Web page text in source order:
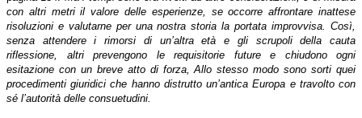
con altri metri il valore delle esperienze, se occorre affrontare inattese
risoluzioni e valutarne per una nostra storia la portata improvvisa. Così,
senza attendere i rimorsi di un’altra età e gli scrupoli della cauta
riflessione, altri prevengono le requisitorie future e chiudono ogni
esitazione con un breve atto di forza, Allo stesso modo sono sorti quei
procedimenti giuridici che hanno distrutto un’antica Europa e travolto con
sé l’autorità delle consuetudini.